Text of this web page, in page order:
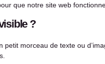
que notre site web
?
petit morceau de texte ou